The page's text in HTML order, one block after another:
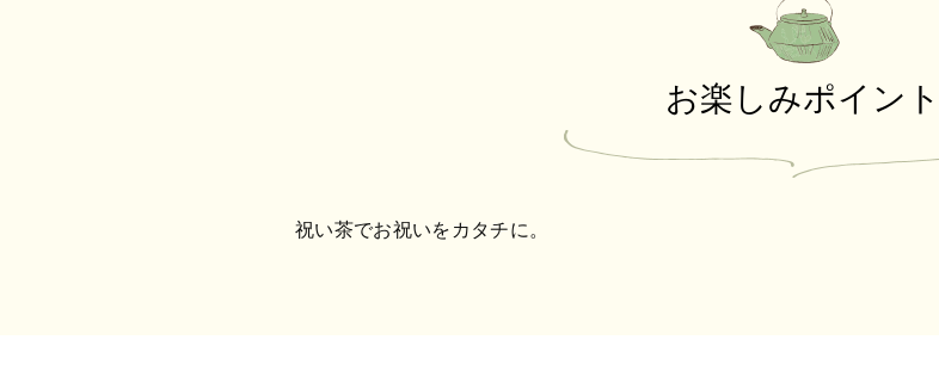
お楽しみポイント
祝い茶でお祝いをカタチに。